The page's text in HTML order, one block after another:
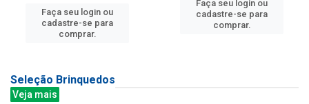
Faça seu login ou
cadastre-se para
comprar.
Faça seu login ou
cadastre-se para
comprar.
Seleção Brinquedos
Veja mais